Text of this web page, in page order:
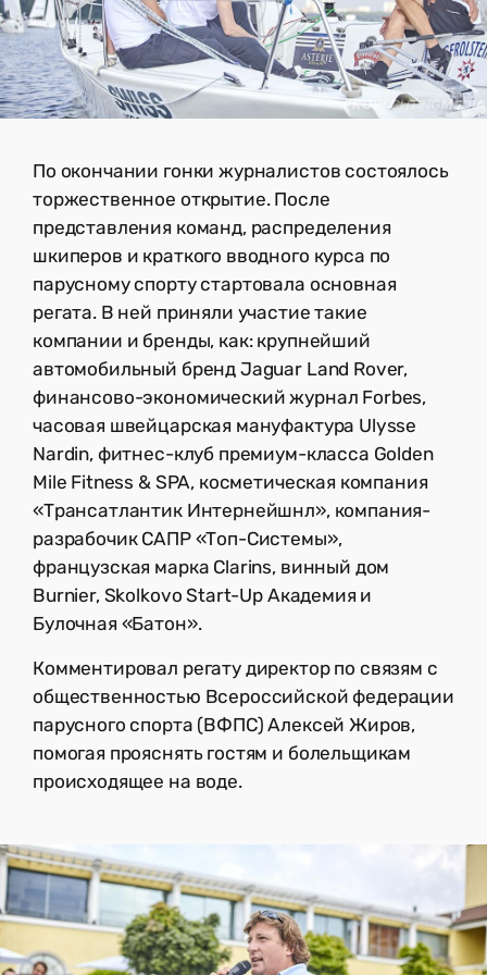
По окончании гонки журналистов состоялось
торжественное открытие. После
представления команд, распределения
шкиперов и краткого вводного курса по
парусному спорту стартовала основная
регата. В ней приняли участие такие
компании и бренды, как: крупнейший
автомобильный бренд Jaguar Land Rover,
финансово-экономический журнал Forbes,
часовая швейцарская мануфактура Ulysse
Nardin, фитнес-клуб премиум-класса Golden
Mile Fitness & SPA, косметическая компания
«Трансатлантик Интернейшнл», компания-
разрабочик САПР «Топ-Системы»,
французская марка Clarins, винный дом
Burnier, Skolkovo Start-Up Академия и
Булочная «Батон».
Комментировал регату директор по связям с
общественностью Всероссийской федерации
парусного спорта (ВФПС) Алексей Жиров,
помогая прояснять гостям и болельщикам
происходящее на воде.